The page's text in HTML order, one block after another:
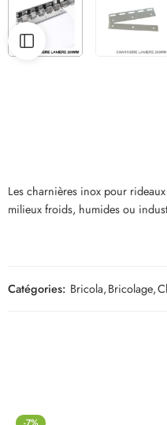
Les charnières inox pour
milieux froids, humides ou
Catégories: Bricola,Bricolage,